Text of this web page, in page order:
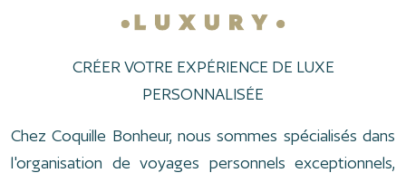
CRÉER VOTRE EXPÉRIENCE DE LUXE
PERSONNALISÉE
Chez Coquille Bonheur, nous sommes spécialisés dans
l'organisation de voyages personnels exceptionnels,